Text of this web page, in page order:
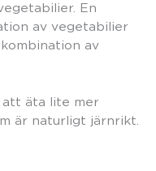
En
av vegetabilier
av
att äta lite mer
är naturligt järnrikt.